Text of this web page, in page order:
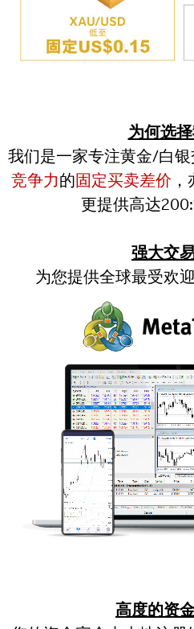
为何选
我们是一家专注黄金/白
竞争力的固定买卖差价
更提供高达
强大交
为您提供全球最受欢
高度的资